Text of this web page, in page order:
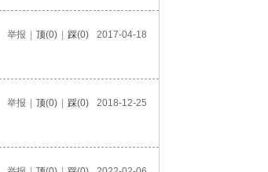
举报 顶(0) 踩(0) 2017-04-18
举报 顶(0) 踩(0) 2018-12-25